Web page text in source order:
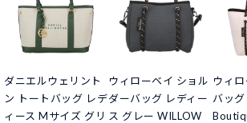
ダニエルウェリント
ン トートバッグ レデ
ィース Mサイズ グリ
ウィローベイ ショル
ダーバッグ レディー
ス グレー WILLOW
ウィ
バッ